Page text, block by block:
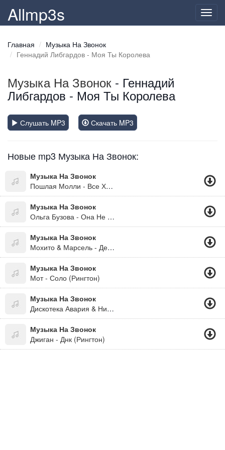
Allmp3s
Главная
Музыка На Звонок
Геннадий Либгардов - Моя Ты Королева
Музыка На Звонок - Геннадий
Либгардов - Моя Ты Королева
Слушать MP3 Скачать MP3
Новые mp3 Музыка На Звонок:
Музыка На Звонок
Пошлая Молли - Все Хотят Меня Поцеловать (Версия 2) (Рингтон)
Музыка На Звонок
Ольга Бузова - Она Не Боится (Версия 2) (Рингтон)
Музыка На Звонок
Мохито & Марсель - Делать Тебя Счастливым (Версия 2) (Рингтон)
Музыка На Звонок
Мот - Соло (Рингтон)
Музыка На Звонок
Дискотека Авария & Николай Басков - Фантазёр (Рингтон)
Музыка На Звонок
Джиган - Днк (Рингтон)